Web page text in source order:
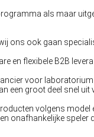
als maar
ons ook gaan
en flexibele B2B
voor
een groot deel snel
volgens
onafhankelijke